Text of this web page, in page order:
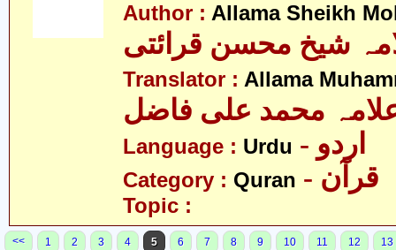
Author : Allama Sheikh
شیخ محسن قرائتی
Translator : Allama
محمد علی فاضل
Language : Urdu - اردو
Category : Quran - قرآن
Topic :
<< 1 2 3 4 5 6 7 8 9 10 11 12
13